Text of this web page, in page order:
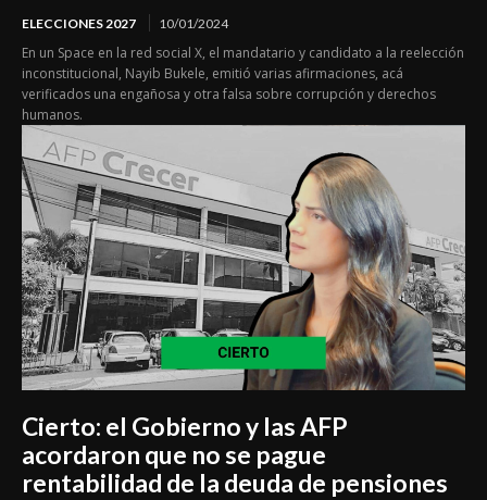
ELECCIONES 2027 10/01/2024
En un Space en la red social X, el mandatario y candidato a la reelección
inconstitucional, Nayib Bukele, emitió varias afirmaciones, acá
verificados una engañosa y otra falsa sobre corrupción y derechos
humanos.
Cierto: el Gobierno y las AFP
acordaron que no se pague
rentabilidad de la deuda de pensiones